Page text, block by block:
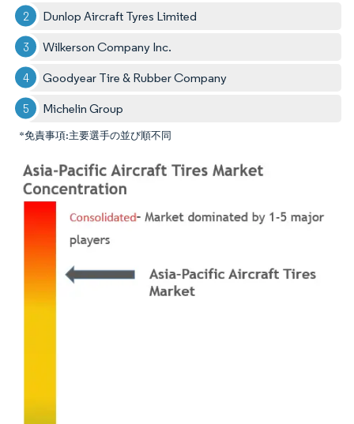
Dunlop Aircraft Tyres Limited
Wilkerson Company Inc.
Goodyear Tire & Rubber Company
Michelin Group
*免責事項:主要選手の並び順不同